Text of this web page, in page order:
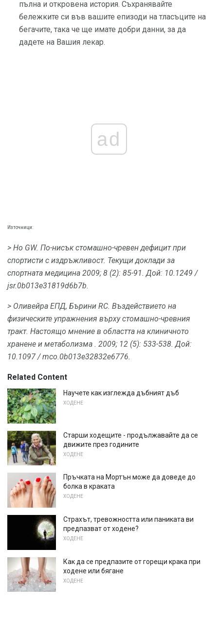
пълна и откровена история. Съхранявайте
бележките си във вашите епизоди на тласъците на
бегачите, така че ще имате добри данни, за да
дадете на Вашия лекар.
ad
Източници:
> Ho GW. По-нисък стомашно-чревен дефицит при
спортисти с издръжливост. Текущи доклади за
спортната медицина 2009; 8 (2): 85-91. Дой: 10.1249 /
jsr.0b013e31819d6b7b.
> Оливейра ЕПД, Бърини RC. Въздействието на
физическите упражнения върху стомашно-чревния
тракт. Настоящо мнение в областта на клиничното
хранене и метаболизма . 2009; 12 (5): 533-538. Дой:
10.1097 / mco.0b013e32832e6776.
Related Content
Научете как изглежда дъбният дъб
ХОДЕНЕ
Старши ходещите - продължавайте да се
движите през годините
ХОДЕНЕ
Пръчката на Мортън може да доведе до
болка в краката
ХОДЕНЕ
Страхът, тревожността или паниката ви
предпазват от ходене?
ХОДЕНЕ
Как да се предпазите от горещи крака при
ходене или бягане
ХОДЕНЕ